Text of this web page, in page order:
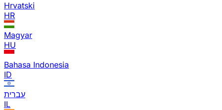
Hrvatski
HR
Magyar
HU
Bahasa Indonesia
ID
עברית
IL